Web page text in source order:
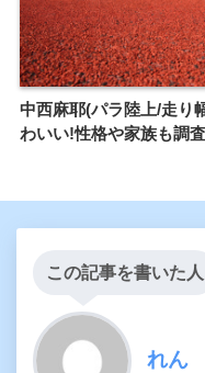
中西麻耶(パラ陸上/走り
わいい!性格や家族も調査
この記事を書いた人
れん